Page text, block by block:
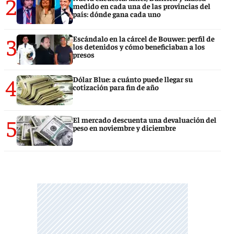
medido en cada una de las provincias del
país: dónde gana cada uno
3
Escándalo en la cárcel de Bouwer: perfil de
los detenidos y cómo beneficiaban a los
presos
4
Dólar Blue: a cuánto puede llegar su
cotización para fin de año
5
El mercado descuenta una devaluación del
peso en noviembre y diciembre